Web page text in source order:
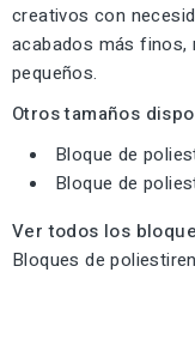
creativos con
acabados más finos,
pequeños.
Otros tamaños
Bloque de
Bloque de
Ver todos los
Bloques de